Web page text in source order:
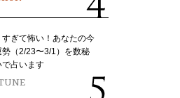
すぎて怖い！あなたの今
勢（2/23〜3/1）を数秘
で占います